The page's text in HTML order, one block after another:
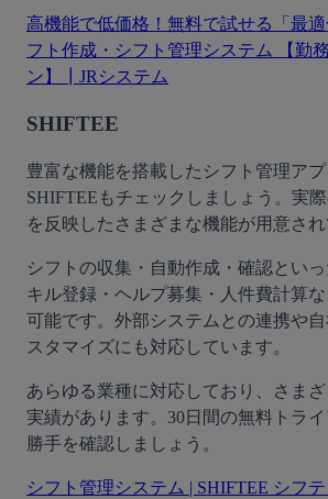
高機能で低価格！無料で試せる「最
フト作成・シフト管理システム 【勤
ン】┃JRシステム
SHIFTEE
豊富な機能を搭載したシフト管理アプ
SHIFTEEもチェックしましょう。実
を反映したさまざまな機能が用意され
シフトの収集・自動作成・確認とい
キル登録・ヘルプ募集・人件費計算
可能です。外部システムとの連携や
スタマイズにも対応しています。
あらゆる業種に対応しており、さま
実績があります。30日間の無料トラ
勝手を確認しましょう。
シフト管理システム | SHIFTEE シフ